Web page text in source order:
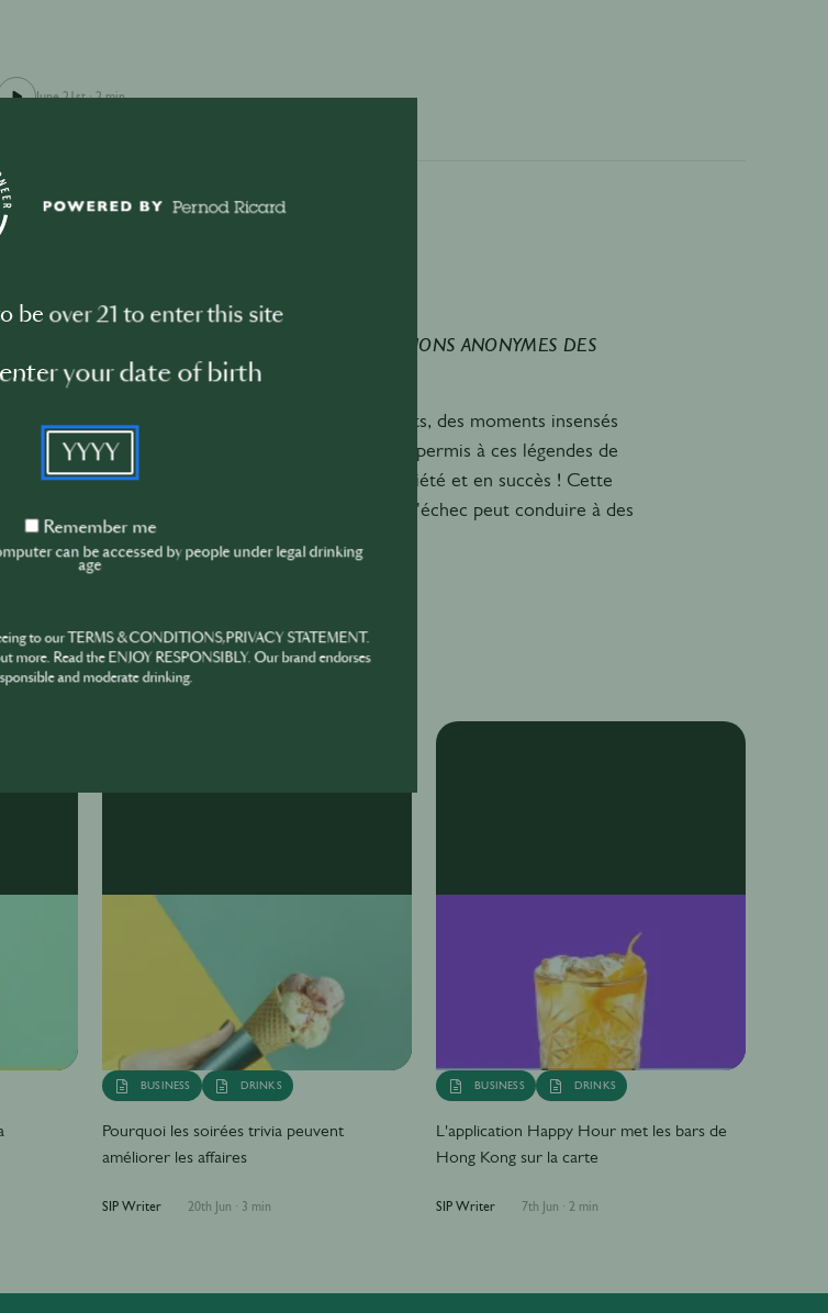
June 21st ·2 min
À Micro Ouvert
HAHA, OH NON ! DES CONFESSIONS ANONYMES DES
LIEUX DE TRAVAIL
Soyez témoin des échecs amusants, des moments insensés
et des faux pas effrayants qui ont permis à ces légendes de
tous les jours de gagner en notoriété et en succès ! Cette
série met en avant la façon dont l'échec peut conduire à des
"moments d'apprentissage".
BUSINESS DRINKS
Pourquoi les soirées trivia peuvent
améliorer les affaires
SIP Writer 20th Jun · 3 min
BUSINESS DRINKS
L'application Happy Hour met les bars de
Hong Kong sur la carte
SIP Writer 7th Jun · 2 min
be over 21 to enter this site
your date of birth
YYYY
Remember
Remember me
can be accessed by people under legal drinking
age
to our TERMS & CONDITIONS,PRIVACY STATEMENT.
more. Read the ENJOY RESPONSIBLY. Our brand endorses
and moderate drinking.